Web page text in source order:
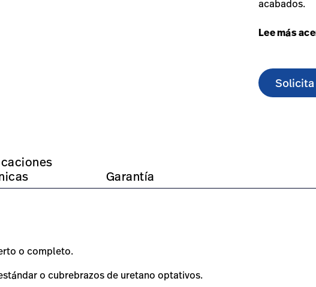
acabados.
Lee más
Garantía
o completo.
o cubrebrazos de uretano optativos.